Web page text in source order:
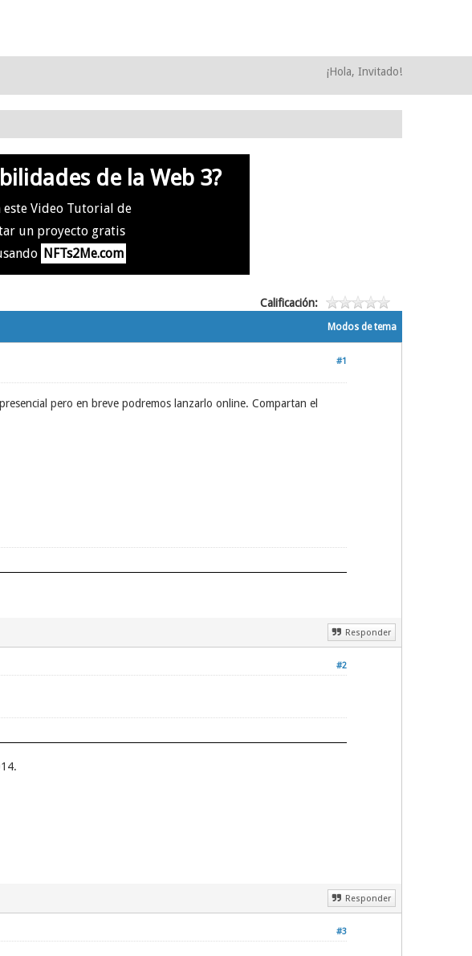
¡Hola, Invitado!
de la Web 3?
este Video Tutorial de
un proyecto gratis
NFTs2Me.com
Calificación:
Modos de tema
#1
pero en breve podremos lanzarlo online. Compartan el
Responder
#2
Responder
#3